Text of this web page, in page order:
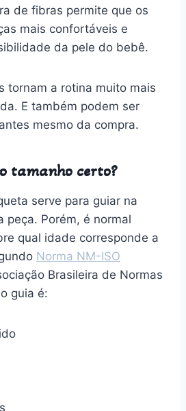
de fibras permite que os
mais confortáveis e
da pele do bebê.
tornam a rotina muito mais
E também podem ser
mesmo da compra.
tamanho certo?
serve para guiar na
peça. Porém, é normal
qual idade corresponde a
Norma NM-ISO
Brasileira de Normas
guia é: